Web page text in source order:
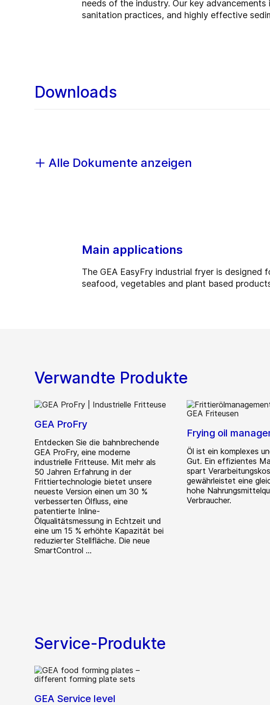
needs of the industry. Our key
sanitation practices, and highly effective
Downloads
Alle Dokumente anzeigen
Main applications
The GEA EasyFry industrial fryer is
seafood, vegetables and plant based
Verwandte Produkte
GEA ProFry
Entdecken Sie die bahnbrechende
GEA ProFry, eine moderne
industrielle Fritteuse. Mit mehr als
50 Jahren Erfahrung in der
Frittiertechnologie bietet unsere
neueste Version einen um 30 %
verbesserten Ölfluss, eine
patentierte Inline-
Ölqualitätsmessung in Echtzeit und
eine um 15 % erhöhte Kapazität bei
reduzierter Stellfläche. Die neue
SmartControl ...
Frying oil
Öl ist ein komplexes
Gut. Ein effizientes
spart
gewährleistet eine
hohe
Verbraucher.
Service-Produkte
GEA Service level